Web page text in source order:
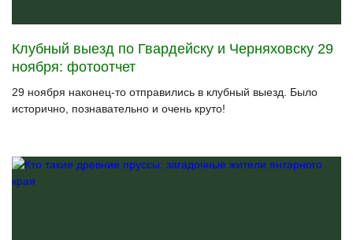
Клубный выезд по Гвардейску и Черняховску 29
ноября: фотоотчет
29 ноября наконец-то отправились в клубный выезд. Было
исторично, познавательно и очень круто!